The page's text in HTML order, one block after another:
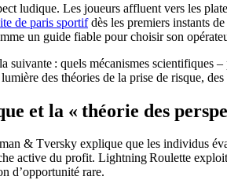
ludique. Les joueurs affluent vers les
de paris sportifdès les premiers instants
un guide fiable pour choisir son
suivante : quels mécanismes
des théories de la prise de risque,
et la « théorie des
& Tversky explique que les individus
active du profit. Lightning Roulette
d’opportunité rare.